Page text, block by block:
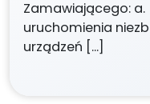
Zamawiającego:
uruchomienia
urządzeń […]